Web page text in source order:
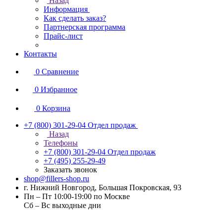
Информация
Как сделать заказ?
Партнерская программа
Прайс-лист
Контакты
0 Сравнение
0 Избранное
0 Корзина
+7 (800) 301-29-04 Отдел продаж
Назад
Телефоны
+7 (800) 301-29-04 Отдел продаж
+7 (495) 255-29-49
Заказать звонок
shop@fillers-shop.ru
г. Нижний Новгород, Большая Покровская, 93
Пн – Пт 10:00-19:00 по Москве
Сб – Вс выходные дни